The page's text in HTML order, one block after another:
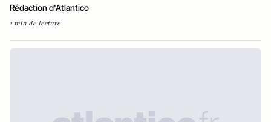
Rédaction d'Atlantico
1 min de lecture